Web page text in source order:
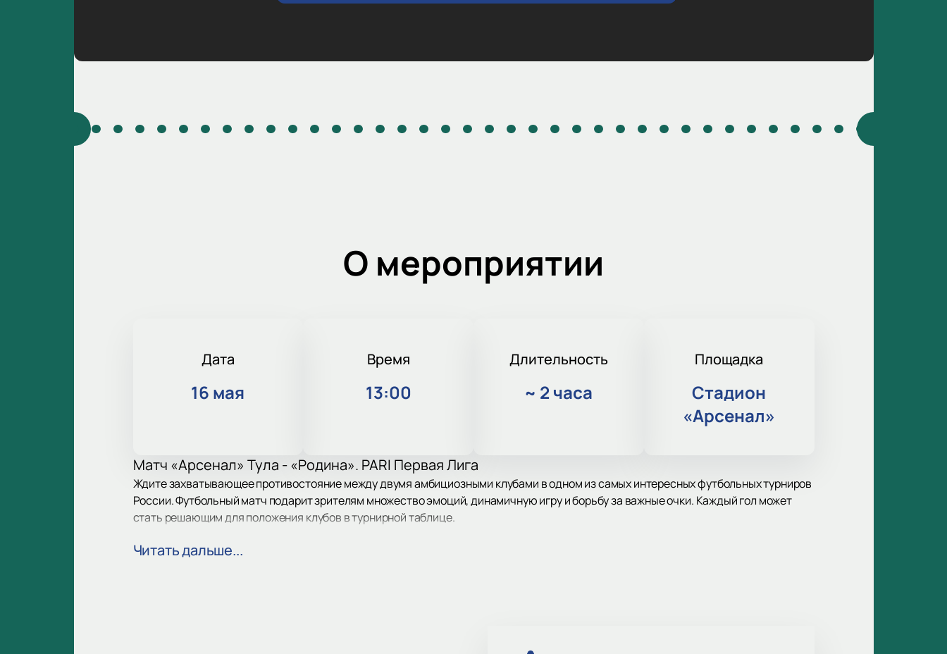
О мероприятии
Дата
16 мая
Время
13:00
Длительность
~ 2 часа
Площадка
Стадион
«Арсенал»
Матч «Арсенал» Тула - «Родина». PARI Первая Лига
Ждите захватывающее противостояние между двумя амбициозными клубами в одном из самых интересных футбольных турниров
России. Футбольный матч подарит зрителям множество эмоций, динамичную игру и борьбу за важные очки. Каждый гол может
стать решающим для положения клубов в турнирной таблице.
Дата и место проведения игры
Читать дальше...